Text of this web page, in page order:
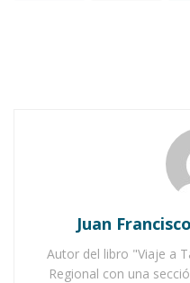
organizadores
principio, el impacto
financiero que esto
Notas Relacionadas
Juan
Autor del libro "Viaje a
Regional con una